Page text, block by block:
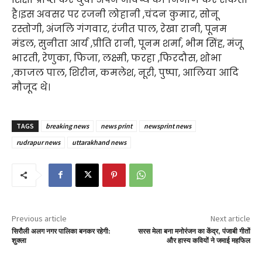
है।इस अवसर पर रजनी लोहानी ,चंदन कुमार, सोनू
रस्तोगी, अंजलि गंगवार, रंजीत पाल, रेखा रानी, पूनम
मंडल, सुनीता आर्य ,प्रीति रानी, पूनम शर्मा, भीम सिंह, मंजू
भारती, रेणुका, फिजा, लक्ष्मी, फरहा ,फिरदौस, शोभा
,काजल पाल, शिरीन, कमलेश, नूरी, पुष्पा, आलिया आदि
मौजूद थे।
TAGS breaking news news print
newsprint news
rudrapur news
uttarakhand news
Previous article
सिरौली अलग नगर पालिका बनकर रहेगी:
शुक्ला
Next article
सरस मेला बना मनोरंजन का केंद्र, पंजाबी गीतों
और हास्य कवियों ने जमाई महफिल